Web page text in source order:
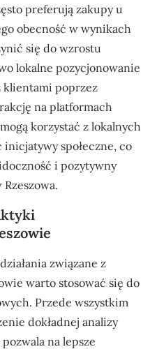
preferują zakupy u
obecność w wynikach
się do wzrostu
lokalne pozycjonowanie
klientami poprzez
na platformach
korzystać z lokalnych
społeczne, co
i pozytywny
związane z
warto stosować się do
Przede wszystkim
dokładnej analizy
na lepsze